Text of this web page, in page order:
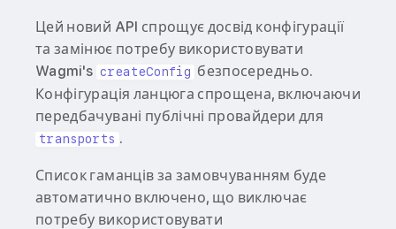
Цей новий API спрощує досвід конфігурації
та замінює потребу використовувати
Wagmi's createConfig безпосередньо.
Конфігурація ланцюга спрощена, включаючи
передбачувані публічні провайдери для
transports .
Список гаманців за замовчуванням буде
автоматично включено, що виключає
потребу використовувати